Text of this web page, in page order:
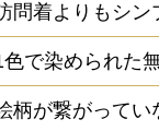
問着よりもシン
色で染められた
柄が繋がってい